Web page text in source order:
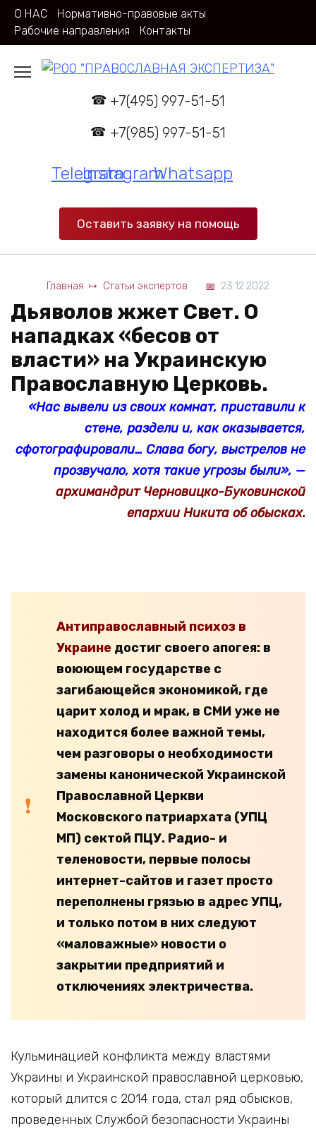
Перейти
содержанию
О НАС
Нормативно-правовые акты
Рабочие направления
Контакты
+7(495) 997-51-51
+7(985) 997-51-51
Telegram
InstagramWhatsapp
Оставить заявку на помощь
Главная Статьи экспертов 23.12.2022
Дьяволов жжет Свет. О
нападках «бесов от
власти» на Украинскую
Православную Церковь.
«Нас вывели из своих комнат, приставили к
стене, раздели и, как оказывается,
сфотографировали… Слава богу, выстрелов не
прозвучало, хотя такие угрозы были», —
архимандрит Черновицко-Буковинской
епархии Никита об обысках.
Антиправославный психоз в
Украине достиг своего апогея: в
воюющем государстве с
загибающейся экономикой, где
царит холод и мрак, в СМИ уже не
находится более важной темы,
чем разговоры о необходимости
замены канонической Украинской
Православной Церкви
Московского патриархата (УПЦ
МП) сектой ПЦУ. Радио- и
теленовости, первые полосы
интернет-сайтов и газет просто
переполнены грязью в адрес УПЦ,
и только потом в них следуют
«маловажные» новости о
закрытии предприятий и
отключениях электричества.
Кульминацией конфликта между властями
Украины и Украинской православной церковью,
который длится с 2014 года, стал ряд обысков,
проведенных Службой безопасности Украины